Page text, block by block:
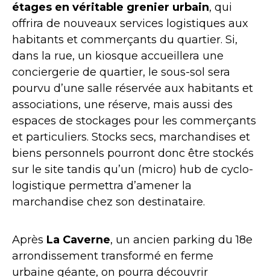
étages en véritable grenier urbain, qui
offrira de nouveaux services logistiques aux
habitants et commerçants du quartier. Si,
dans la rue, un kiosque accueillera une
conciergerie de quartier, le sous-sol sera
pourvu d’une salle réservée aux habitants et
associations, une réserve, mais aussi des
espaces de stockages pour les commerçants
et particuliers. Stocks secs, marchandises et
biens personnels pourront donc être stockés
sur le site tandis qu’un (micro) hub de cyclo-
logistique permettra d’amener la
marchandise chez son destinataire.
Après La Caverne, un ancien parking du 18e
arrondissement transformé en ferme
urbaine géante, on pourra découvrir